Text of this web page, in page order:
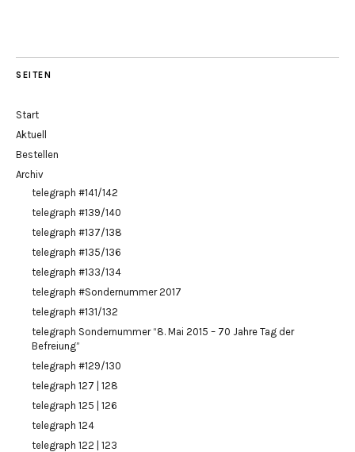
SEITEN
Start
Aktuell
Bestellen
Archiv
telegraph #141/142
telegraph #139/140
telegraph #137/138
telegraph #135/136
telegraph #133/134
telegraph #Sondernummer 2017
telegraph #131/132
telegraph Sondernummer “8. Mai 2015 – 70 Jahre Tag der
Befreiung”
telegraph #129/130
telegraph 127 | 128
telegraph 125 | 126
telegraph 124
telegraph 122 | 123